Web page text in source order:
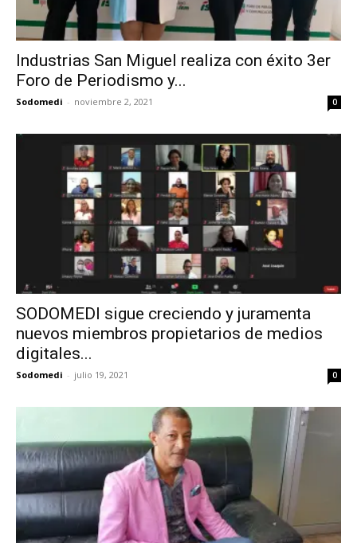
Industrias San Miguel realiza con éxito 3er
Foro de Periodismo y...
Sodomedi - noviembre 2, 2021 0
SODOMEDI sigue creciendo y juramenta
nuevos miembros propietarios de medios
digitales...
Sodomedi - julio 19, 2021 0